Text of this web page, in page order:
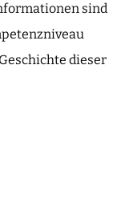
sind
dieser